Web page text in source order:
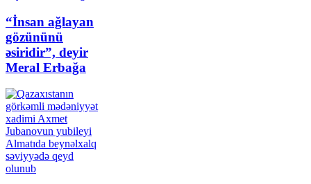
“İnsan ağlayan
gözününü
əsiridir”, deyir
Meral Erbağa